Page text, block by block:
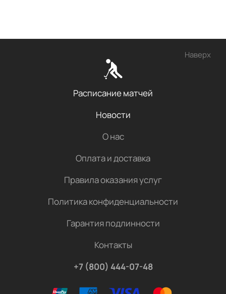
Наверх
Расписание матчей
Новости
О нас
Оплата и доставка
Правила оказания услуг
Политика конфиденциальности
Гарантия подлинности
Контакты
+7 (800) 444-07-48